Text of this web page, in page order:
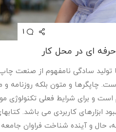
1
ای در محل کار
تولید سادگی نامفهوم از صنعت
چاپگرها و متون بلکه روزنامه و
و برای شرایط فعلی تکنولوژی
ابزارهای کاربردی می باشد.
و آینده شناخت فراوان جامعه